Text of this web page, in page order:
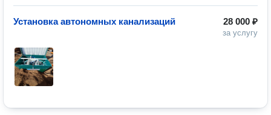
28 000 ₽
за услугу
Установка автономных канализаций